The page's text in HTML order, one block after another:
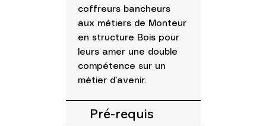
coffreurs bancheurs
aux métiers de Monteur
en structure Bois pour
leurs amer une double
compétence sur un
métier d’avenir.
Pré-requis